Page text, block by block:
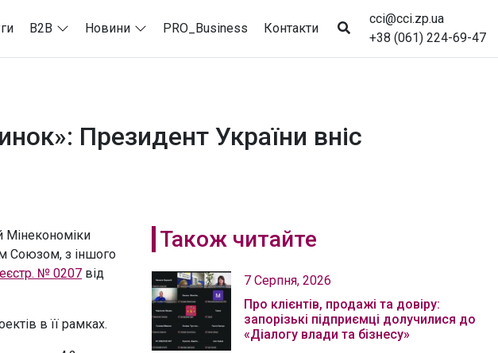
B2B Новини PRO_Business Контакти
cci@cci.zp.ua
+38 (061) 224-69-47
Президент України вніс
Мінекономіки
Союзом, з іншого
№ 0207 від
в її рамках.
Також читайте
7 Серпня, 2026
Про клієнтів, продажі та довіру:
запорізькі підприємці долучилися до
«Діалогу влади та бізнесу»